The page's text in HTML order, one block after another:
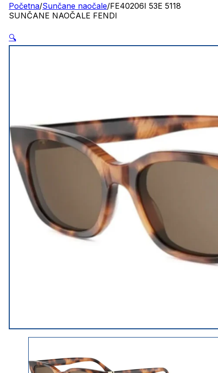
Početna/Sunčane naočale/FE40206I 53E 5118
SUNČANE NAOČALE FENDI
🔍